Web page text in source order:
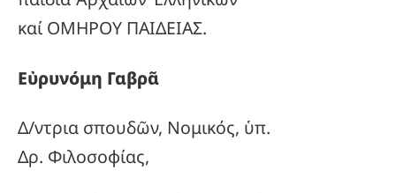
καί ΟΜΗΡΟΥ ΠΑΙΔΕΙΑΣ.
Εὐρυνόμη Γαβρᾶ
Δ/ντρια σπουδῶν, Νομικός, ὑπ.
Δρ. Φιλοσοφίας,